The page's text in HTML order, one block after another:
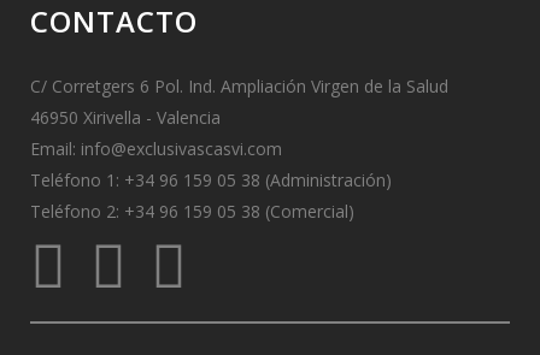
CONTACTO
C/ Corretgers 6 Pol. Ind. Ampliación Virgen de la Salud
46950 Xirivella - Valencia
Email: info@exclusivascasvi.com
Teléfono 1: +34 96 159 05 38 (Administración)
Teléfono 2: +34 96 159 05 38 (Comercial)